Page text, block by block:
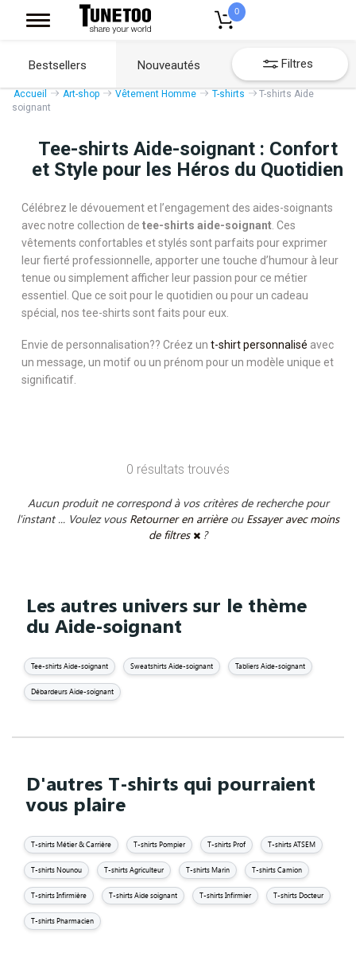
0
Bestsellers Nouveautés Filtres
Accueil Art-shop Vêtement Homme T-shirts
T-shirts Aide
soignant
Tee-shirts Aide-soignant : Confort
et Style pour les Héros du Quotidien
Célébrez le dévouement et l’engagement des aides-soignants
avec notre collection de tee-shirts aide-soignant . Ces
vêtements confortables et stylés sont parfaits pour exprimer
leur fierté professionnelle, apporter une touche d’humour à leur
tenue ou simplement afficher leur passion pour ce métier
essentiel. Que ce soit pour le quotidien ou pour un cadeau
spécial, nos tee-shirts sont faits pour eux.
Envie de personnalisation?? Créez un t-shirt personnalisé avec
un message, un motif ou un prénom pour un modèle unique et
significatif.
0 résultats trouvés
Aucun produit ne correspond à vos critères de recherche pour
l'instant ... Voulez vous Retourner en arrière ou Essayer avec moins
de filtres
?
Les autres univers sur le thème
du Aide-soignant
Tee-shirts Aide-soignant Sweatshirts Aide-soignant Tabliers Aide-soignant
Débardeurs Aide-soignant
D'autres T-shirts qui pourraient
vous plaire
T-shirts Métier & Carrière T-shirts Pompier T-shirts Prof T-shirts ATSEM
T-shirts Nounou T-shirts Agriculteur T-shirts Marin T-shirts Camion
T-shirts Infirmière T-shirts Aide soignant T-shirts Infirmier T-shirts Docteur
T-shirts Pharmacien